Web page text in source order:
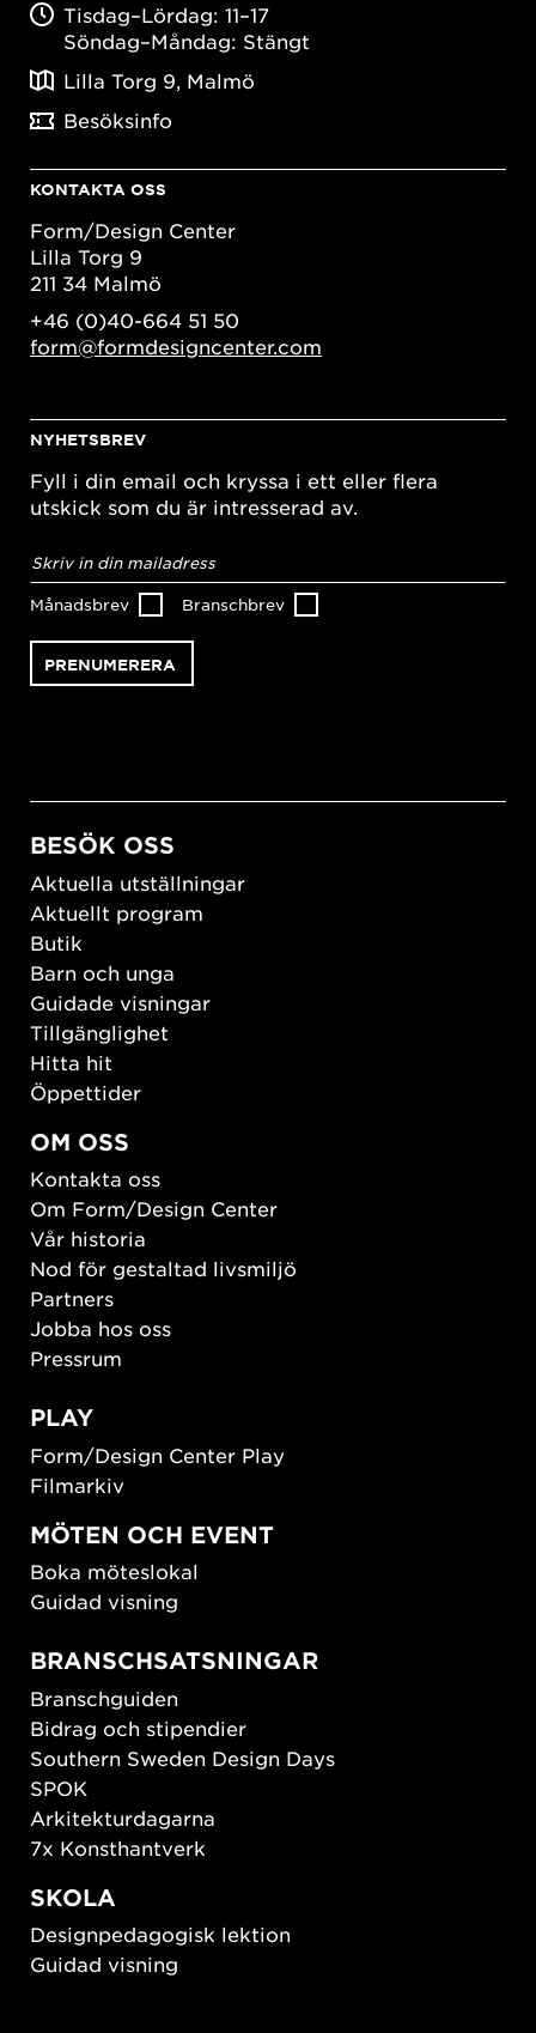
Tisdag–Lördag: 11–17
Söndag–Måndag: Stängt
Lilla Torg 9, Malmö
Besöksinfo
KONTAKTA OSS
Form/Design Center
Lilla Torg 9
211 34 Malmö
+46 (0)40-664 51 50
form@formdesigncenter.com
NYHETSBREV
Fyll i din email och kryssa i ett eller flera
utskick som du är intresserad av.
postadress*
Månadsbrev Branschbrev
BESÖK OSS
Aktuella utställningar
Aktuellt program
Butik
Barn och unga
Guidade visningar
Tillgänglighet
Hitta hit
Öppettider
OM OSS
Kontakta oss
Om Form/Design Center
Vår historia
Nod för gestaltad livsmiljö
Partners
Jobba hos oss
Pressrum
PLAY
Form/Design Center Play
Filmarkiv
MÖTEN OCH EVENT
Boka möteslokal
Guidad visning
BRANSCHSATSNINGAR
Branschguiden
Bidrag och stipendier
Southern Sweden Design Days
SPOK
Arkitekturdagarna
7x Konsthantverk
SKOLA
Designpedagogisk lektion
Guidad visning